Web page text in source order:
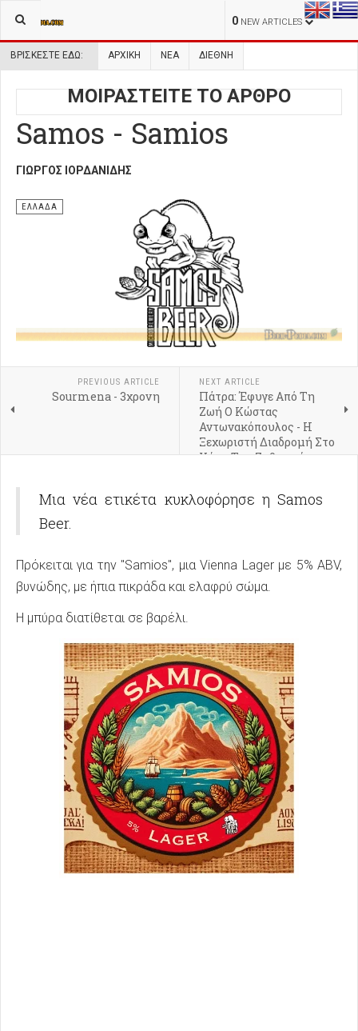
0 NEW ARTICLES
ΒΡΊΣΚΕΣΤΕ ΕΔΏ: ΑΡΧΙΚΉ ΝΕΑ ΔΙΕΘΝΗ
ΜΟΙΡΑΣΤΕΙΤΕ ΤΟ ΑΡΘΡΟ
Samos - Samios
ΓΙΏΡΓΟΣ ΙΟΡΔΑΝΊΔΗΣ
ΕΛΛΑΔΑ
PREVIOUS ARTICLE
Sourmena - 3χρονη
NEXT ARTICLE
Πάτρα: Έφυγε Από Τη
Ζωή Ο Κώστας
Αντωνακόπουλος - Η
Ξεχωριστή Διαδρομή Στο
Χώρο Της Ζυθοποιίας
Μια νέα ετικέτα κυκλοφόρησε η Samos
Beer.
Πρόκειται για την "Samios", μια Vienna Lager με 5% ABV,
βυνώδης, με ήπια πικράδα και ελαφρύ σώμα.
Η μπύρα διατίθεται σε βαρέλι.